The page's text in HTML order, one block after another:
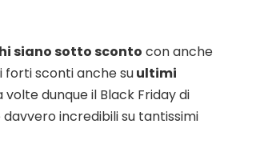
siano sotto sconto con anche
forti sconti anche suultimi
volte dunque il Black Friday di
incredibili su tantissimi